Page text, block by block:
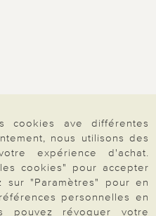
cookies ave différentes
nous utilisons des
expérience d'achat.
cookies" pour accepter
"Paramètres" pour en
personnelles en
pouvez révoquer votre